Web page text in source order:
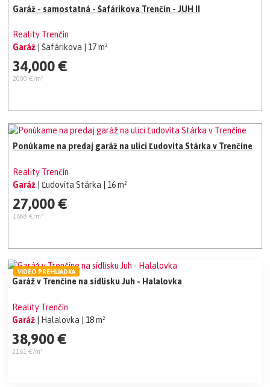
Garáž - samostatná - Šafárikova Trenčín - JUH II
Reality Trenčín
Garáž
| Šafárikova | 17 m²
34,000 €
2000 €/m²
Ponúkame na predaj garáž na ulici Ľudovíta Stárka v Trenčíne
Reality Trenčín
Garáž
| Ľudovíta Stárka | 16 m²
27,000 €
1688 €/m²
Garáž v Trenčíne na sídlisku Juh - Halalovka
Reality Trenčín
Garáž
| Halalovka | 18 m²
38,900 €
2161 €/m²
VIDEO PREHLIADKA